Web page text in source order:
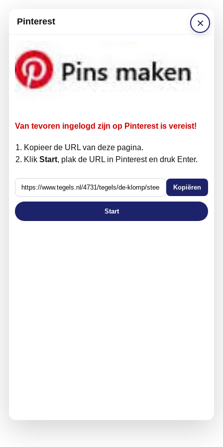
×
Pinterest
Van tevoren ingelogd zijn op Pinterest is vereist!
Kopieer de URL van deze pagina.
Klik Start, plak de URL in Pinterest en druk Enter.
Kopiëren
Start